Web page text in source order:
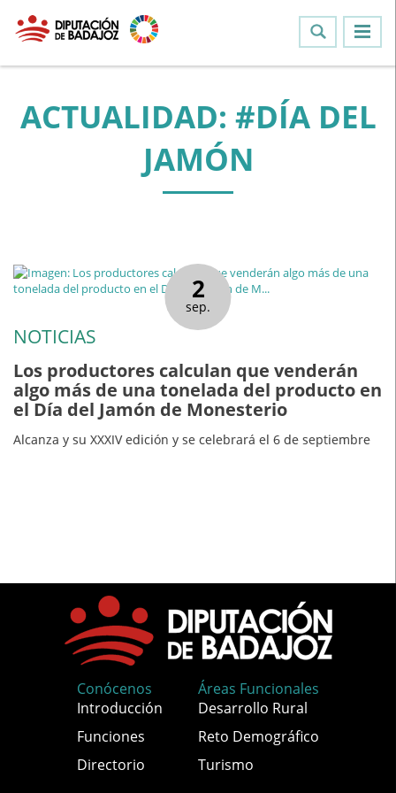
ACTUALIDAD: #DÍA DEL
JAMÓN
2
sep.
NOTICIAS
Los productores calculan que venderán
algo más de una tonelada del producto en
el Día del Jamón de Monesterio
Alcanza y su XXXIV edición y se celebrará el 6 de septiembre
Conócenos
Introducción
Funciones
Directorio
Áreas Funcionales
Desarrollo Rural
Reto Demográfico
Turismo